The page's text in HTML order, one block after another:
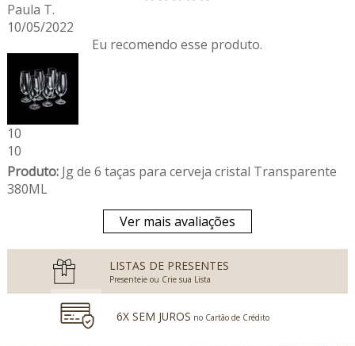
Paula T.
10/05/2022
Eu recomendo esse produto.
10
10
Produto:Jg de 6 taças para cerveja cristal Transparente
380ML
Ver mais avaliações
LISTAS DE PRESENTES
Presenteie ou Crie sua Lista
6X SEM JUROS no Cartão de Crédito